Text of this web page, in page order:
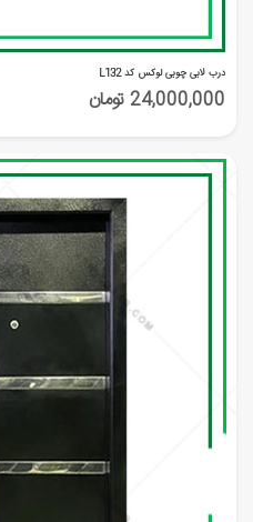
درب لابی چوبی لوکس کد L132
24,000,000 تومان